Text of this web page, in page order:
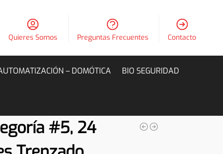
Quieres Somos Preguntas Frecuentes Contacto
– DOMÓTICA BIO SEGURIDAD
#5, 24